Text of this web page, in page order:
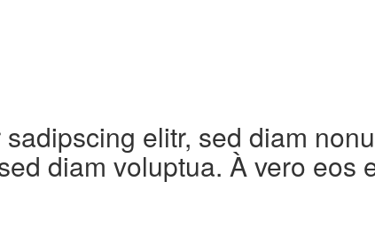
elitr, sed diam
diam voluptua. À vero eos